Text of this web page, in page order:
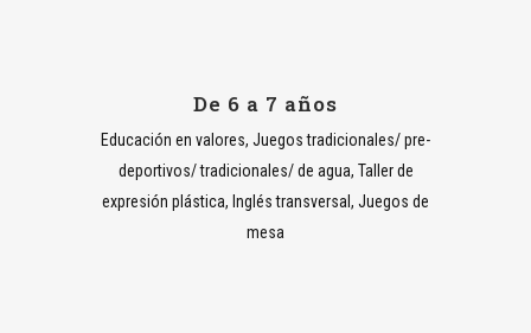
De 6 a 7 años
Educación en valores, Juegos tradicionales/ pre-
deportivos/ tradicionales/ de agua, Taller de
expresión plástica, Inglés transversal, Juegos de
mesa